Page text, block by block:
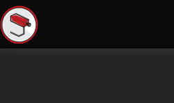
🚚 Livraison gratuite en France dès 100€
🔒 Paiement sécurisé et discret ↩️ 14 jours
SAV réactif: contact@sauron-